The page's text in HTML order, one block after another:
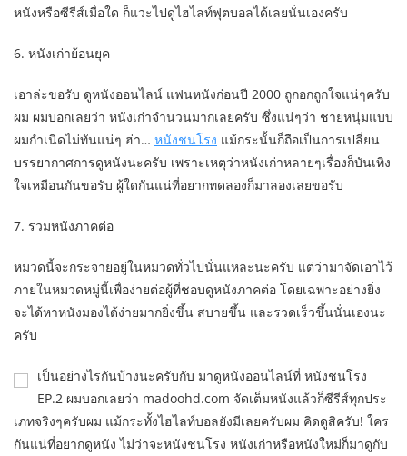
หนังหรือซีรีส์เมื่อใด ก็แวะไปดูไฮไลท์ฟุตบอลได้เลยนั่นเองครับ
6. หนังเก่าย้อนยุค
เอาล่ะขอรับ ดูหนังออนไลน์ แฟนหนังก่อนปี 2000 ถูกอกถูกใจแน่ๆครับ
ผม ผมบอกเลยว่า หนังเก่าจำนวนมากเลยครับ ซึ่งแน่ๆว่า ชายหนุ่มแบบ
ผมกำเนิดไม่ทันแน่ๆ ฮ่า… หนังชนโรง แม้กระนั้นก็ถือเป็นการเปลี่ยน
บรรยากาศการดูหนังนะครับ เพราะเหตุว่าหนังเก่าหลายๆเรื่องก็บันเทิง
ใจเหมือนกันขอรับ ผู้ใดกันแน่ที่อยากทดลองก็มาลองเลยขอรับ
7. รวมหนังภาคต่อ
หมวดนี้จะกระจายอยู่ในหมวดทั่วไปนั่นแหละนะครับ แต่ว่ามาจัดเอาไว้
ภายในหมวดหมู่นี้เพื่อง่ายต่อผู้ที่ชอบดูหนังภาคต่อ โดยเฉพาะอย่างยิ่ง
จะได้หาหนังมองได้ง่ายมากยิ่งขึ้น สบายขึ้น และรวดเร็วขึ้นนั่นเองนะ
ครับ
เป็นอย่างไรกันบ้างนะครับกับ มาดูหนังออนไลน์ที่ หนังชนโรง
EP.2 ผมบอกเลยว่า madoohd.com จัดเต็มหนังแล้วก็ซีรีส์ทุกประ
เภทจริงๆครับผม แม้กระทั้งไฮไลท์บอลยังมีเลยครับผม คิดดูสิครับ! ใคร
กันแน่ที่อยากดูหนัง ไม่ว่าจะหนังชนโรง หนังเก่าหรือหนังใหม่ก็มาดูกับ